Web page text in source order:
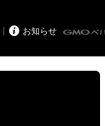
 お知らせ